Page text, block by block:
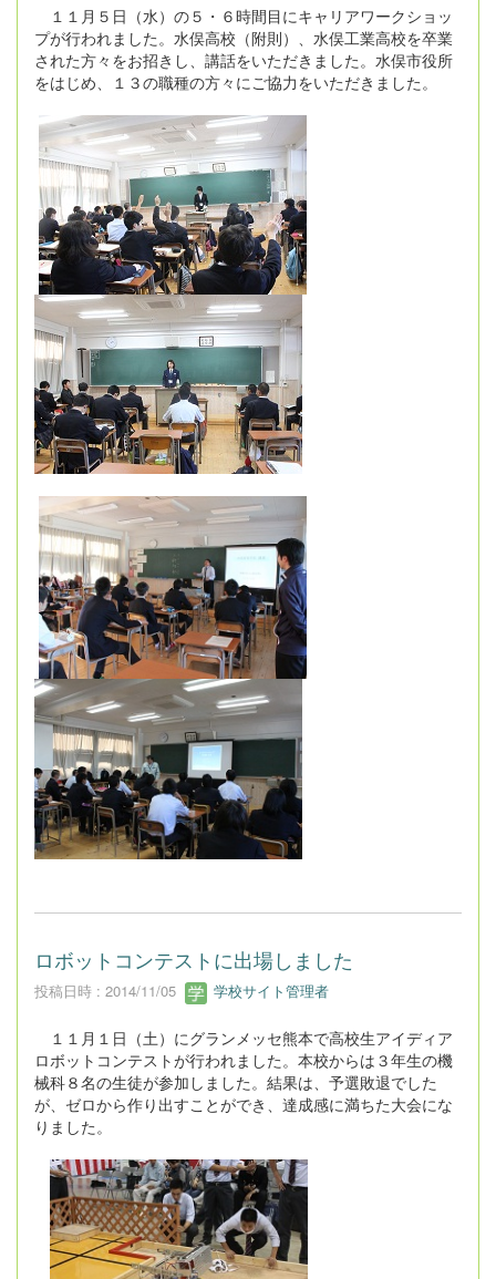
１１月５日（水）の５・６時間目にキャリアワークショッ
プが行われました。水俣高校（附則）、水俣工業高校を卒業
された方々をお招きし、講話をいただきました。水俣市役所
をはじめ、１３の職種の方々にご協力をいただきました。
ロボットコンテストに出場しました
投稿日時 : 2014/11/05 学校サイト管理者
１１月１日（土）にグランメッセ熊本で高校生アイディア
ロボットコンテストが行われました。本校からは３年生の機
械科８名の生徒が参加しました。結果は、予選敗退でした
が、ゼロから作り出すことができ、達成感に満ちた大会にな
りました。